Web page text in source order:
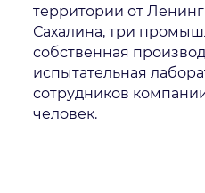
территории от
Сахалина, три
собственная
испытательная
сотрудников
человек.